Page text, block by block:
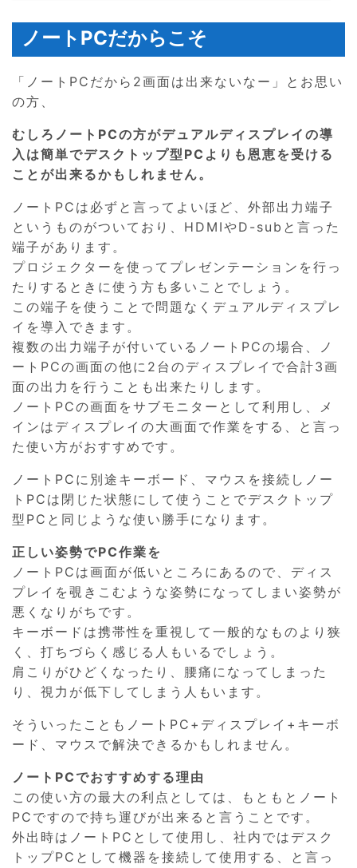
ノートPCだからこそ
「ノートPCだから2画面は出来ないなー」とお思い
の方、
むしろノートPCの方がデュアルディスプレイの導
入は簡単でデスクトップ型PCよりも恩恵を受ける
ことが出来るかもしれません。
ノートPCは必ずと言ってよいほど、外部出力端子
というものがついており、HDMIやD-subと言った
端子があります。
プロジェクターを使ってプレゼンテーションを行っ
たりするときに使う方も多いことでしょう。
この端子を使うことで問題なくデュアルディスプレ
イを導入できます。
複数の出力端子が付いているノートPCの場合、ノ
ートPCの画面の他に2台のディスプレイで合計3画
面の出力を行うことも出来たりします。
ノートPCの画面をサブモニターとして利用し、メ
インはディスプレイの大画面で作業をする、と言っ
た使い方がおすすめです。
ノートPCに別途キーボード、マウスを接続しノー
トPCは閉じた状態にして使うことでデスクトップ
型PCと同じような使い勝手になります。
正しい姿勢でPC作業を
ノートPCは画面が低いところにあるので、ディス
プレイを覗きこむような姿勢になってしまい姿勢が
悪くなりがちです。
キーボードは携帯性を重視して一般的なものより狭
く、打ちづらく感じる人もいるでしょう。
肩こりがひどくなったり、腰痛になってしまった
り、視力が低下してしまう人もいます。
そういったこともノートPC+ディスプレイ+キーボ
ード、マウスで解決できるかもしれません。
ノートPCでおすすめする理由
この使い方の最大の利点としては、もともとノート
PCですので持ち運びが出来ると言うことです。
外出時はノートPCとして使用し、社内ではデスク
トップPCとして機器を接続して使用する、と言っ